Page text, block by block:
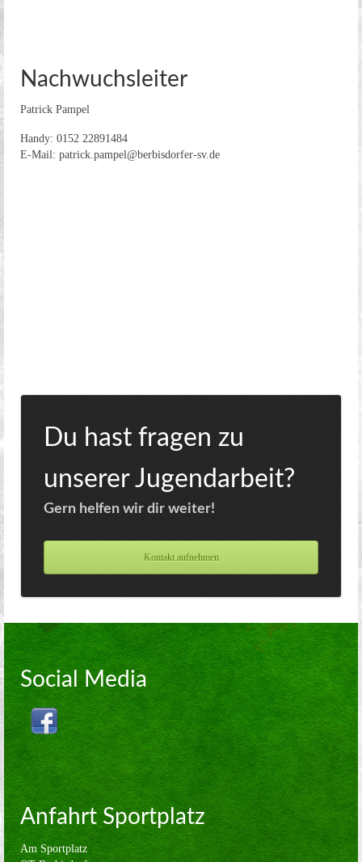
Nachwuchsleiter
Patrick Pampel
Handy: 0152 22891484
E-Mail: patrick.pampel@berbisdorfer-sv.de
Du hast fragen zu
unserer Jugendarbeit?
Gern helfen wir dir weiter!
Kontakt aufnehmen
Social Media
Anfahrt Sportplatz
Am Sportplatz